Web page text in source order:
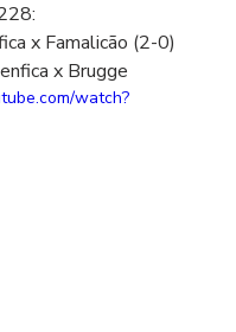
x Famalicão (2-0)
x Brugge
watch?